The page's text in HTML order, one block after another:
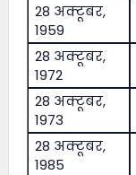
28 अक्टूबर,
1959
28 अक्टूबर,
1972
28 अक्टूबर,
1973
28 अक्टूबर,
1985